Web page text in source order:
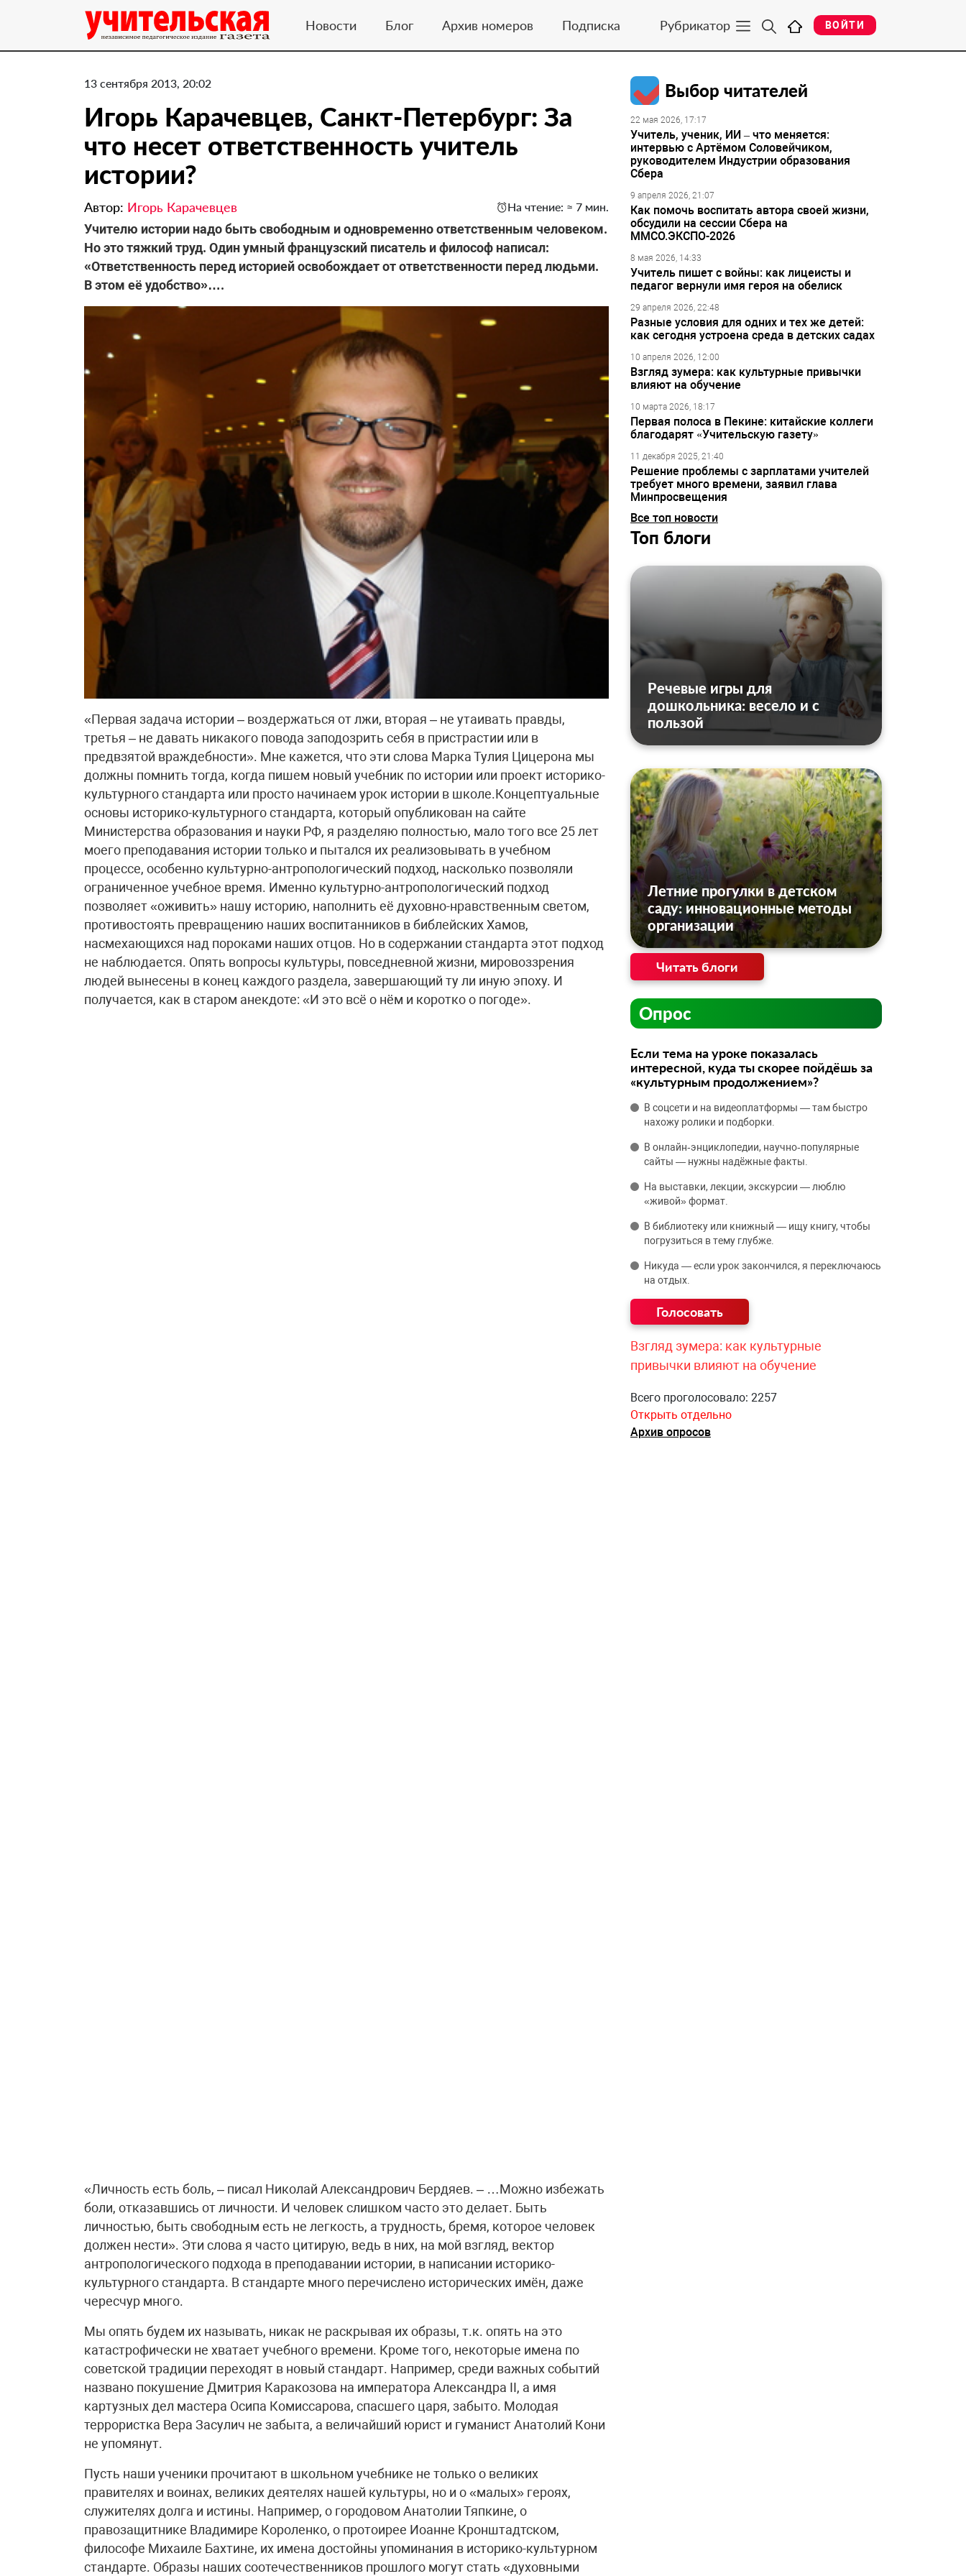
Новости Блог Архив номеров Подписка Рубрикатор ВОЙТИ
13 сентября 2013, 20:02
Игорь Карачевцев, Санкт-Петербург: За
что несет ответственность учитель
истории?
Автор: Игорь Карачевцев На чтение: ≈ 7 мин.
Учителю истории надо быть свободным и одновременно ответственным человеком.
Но это тяжкий труд. Один умный французский писатель и философ написал:
«Ответственность перед историей освобождает от ответственности перед людьми.
В этом её удобство»….
«Первая задача истории – воздержаться от лжи, вторая – не утаивать правды,
третья – не давать никакого повода заподозрить себя в пристрастии или в
предвзятой враждебности». Мне кажется, что эти слова Марка Тулия Цицерона мы
должны помнить тогда, когда пишем новый учебник по истории или проект историко-
культурного стандарта или просто начинаем урок истории в школе.Концептуальные
основы историко-культурного стандарта, который опубликован на сайте
Министерства образования и науки РФ, я разделяю полностью, мало того все 25 лет
моего преподавания истории только и пытался их реализовывать в учебном
процессе, особенно культурно-антропологический подход, насколько позволяли
ограниченное учебное время. Именно культурно-антропологический подход
позволяет «оживить» нашу историю, наполнить её духовно-нравственным светом,
противостоять превращению наших воспитанников в библейских Хамов,
насмехающихся над пороками наших отцов. Но в содержании стандарта этот подход
не наблюдается. Опять вопросы культуры, повседневной жизни, мировоззрения
людей вынесены в конец каждого раздела, завершающий ту ли иную эпоху. И
получается, как в старом анекдоте: «И это всё о нём и коротко о погоде».
«Личность есть боль, – писал Николай Александрович Бердяев. – …Можно избежать
боли, отказавшись от личности. И человек слишком часто это делает. Быть
личностью, быть свободным есть не легкость, а трудность, бремя, которое человек
должен нести». Эти слова я часто цитирую, ведь в них, на мой взгляд, вектор
антропологического подхода в преподавании истории, в написании историко-
культурного стандарта. В стандарте много перечислено исторических имён, даже
чересчур много.
Мы опять будем их называть, никак не раскрывая их образы, т.к. опять на это
катастрофически не хватает учебного времени. Кроме того, некоторые имена по
советской традиции переходят в новый стандарт. Например, среди важных событий
названо покушение Дмитрия Каракозова на императора Александра II, а имя
картузных дел мастера Осипа Комиссарова, спасшего царя, забыто. Молодая
террористка Вера Засулич не забыта, а величайший юрист и гуманист Анатолий Кони
не упомянут.
Пусть наши ученики прочитают в школьном учебнике не только о великих
правителях и воинах, великих деятелях нашей культуры, но и о «малых» героях,
служителях долга и истины. Например, о городовом Анатолии Тяпкине, о
правозащитнике Владимире Короленко, о протоирее Иоанне Кронштадтском,
философе Михаиле Бахтине, их имена достойны упоминания в историко-культурном
стандарте. Образы наших соотечественников прошлого могут стать «духовными
Выбор читателей
22 мая 2026, 17:17
Учитель, ученик, ИИ – что меняется:
интервью с Артёмом Соловейчиком,
руководителем Индустрии образования
Сбера
9 апреля 2026, 21:07
Как помочь воспитать автора своей жизни,
обсудили на сессии Сбера на
ММСО.ЭКСПО-2026
8 мая 2026, 14:33
Учитель пишет с войны: как лицеисты и
педагог вернули имя героя на обелиск
29 апреля 2026, 22:48
Разные условия для одних и тех же детей:
как сегодня устроена среда в детских садах
10 апреля 2026, 12:00
Взгляд зумера: как культурные привычки
влияют на обучение
10 марта 2026, 18:17
Первая полоса в Пекине: китайские коллеги
благодарят «Учительскую газету»
11 декабря 2025, 21:40
Решение проблемы с зарплатами учителей
требует много времени, заявил глава
Минпросвещения
Все топ новости
Топ блоги
Речевые игры для
дошкольника: весело и с
пользой
Летние прогулки в детском
саду: инновационные методы
организации
Читать блоги
Опрос
Если тема на уроке показалась
интересной, куда ты скорее пойдёшь за
«культурным продолжением»?
В соцсети и на видеоплатформы — там быстро
нахожу ролики и подборки.
В онлайн‑энциклопедии, научно‑популярные
сайты — нужны надёжные факты.
На выставки, лекции, экскурсии — люблю
«живой» формат.
В библиотеку или книжный — ищу книгу, чтобы
погрузиться в тему глубже.
Никуда — если урок закончился, я переключаюсь
на отдых.
Взгляд зумера: как культурные
привычки влияют на обучение
Всего проголосовало: 2257
Открыть отдельно
Архив опросов